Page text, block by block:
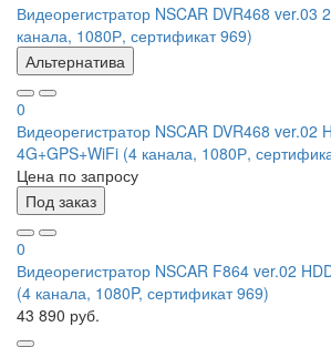
Видеорегистратор NSCAR DVR468 ver.03
канала, 1080Р, сертификат 969)
Альтернатива
0
Видеорегистратор NSCAR DVR468 ver.02
4G+GPS+WiFi (4 канала, 1080Р,
Цена по запросу
Под заказ
0
Видеорегистратор NSCAR F864 ver.02
(4 канала, 1080P, сертификат 969)
43 890 руб.